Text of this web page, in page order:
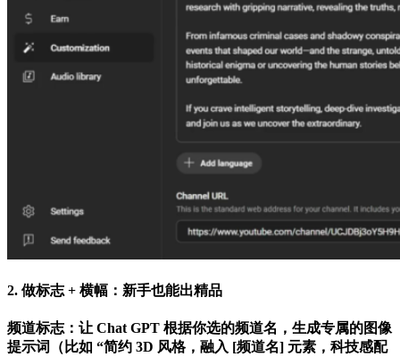
2. 做标志 + 横幅：新手也能出精品
频道标志：让 Chat GPT 根据你选的频道名，生成专属的图像
提示词（比如 “简约 3D 风格，融入 [频道名] 元素，科技感配